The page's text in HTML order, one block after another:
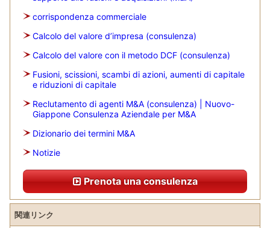
corrispondenza commerciale
Calcolo del valore d’impresa (consulenza)
Calcolo del valore con il metodo DCF (consulenza)
Fusioni, scissioni, scambi di azioni, aumenti di capitale
e riduzioni di capitale
Reclutamento di agenti M&A (consulenza) | Nuovo-
Giappone Consulenza Aziendale per M&A
Dizionario dei termini M&A
Notizie
Prenota una consulenza
関連リンク